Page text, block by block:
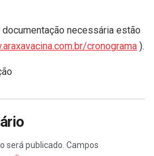
necessária estão
cronograma ).
será publicado. Campos